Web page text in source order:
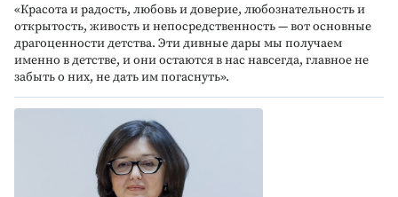
«Красота и радость, любовь и доверие, любознательность и
открытость, живость и непосредственность — вот основные
драгоценности детства. Эти дивные дары мы получаем
именно в детстве, и они остаются в нас навсегда, главное не
забыть о них, не дать им погаснуть».